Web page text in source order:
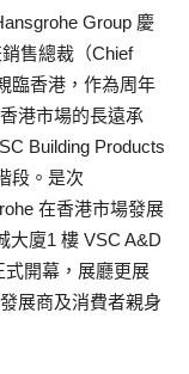
Group 慶
售總裁（Chief
臨香港，作為周年
港市場的長遠承
Building Products
段。是次
在香港市場發展
大廈1 樓 VSC A&D
式開幕，展廳更展
展商及消費者親身